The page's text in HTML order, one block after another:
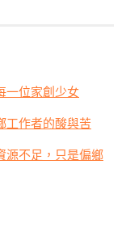
一位家創少女
工作者的酸與苦
源不足，只是偏鄉